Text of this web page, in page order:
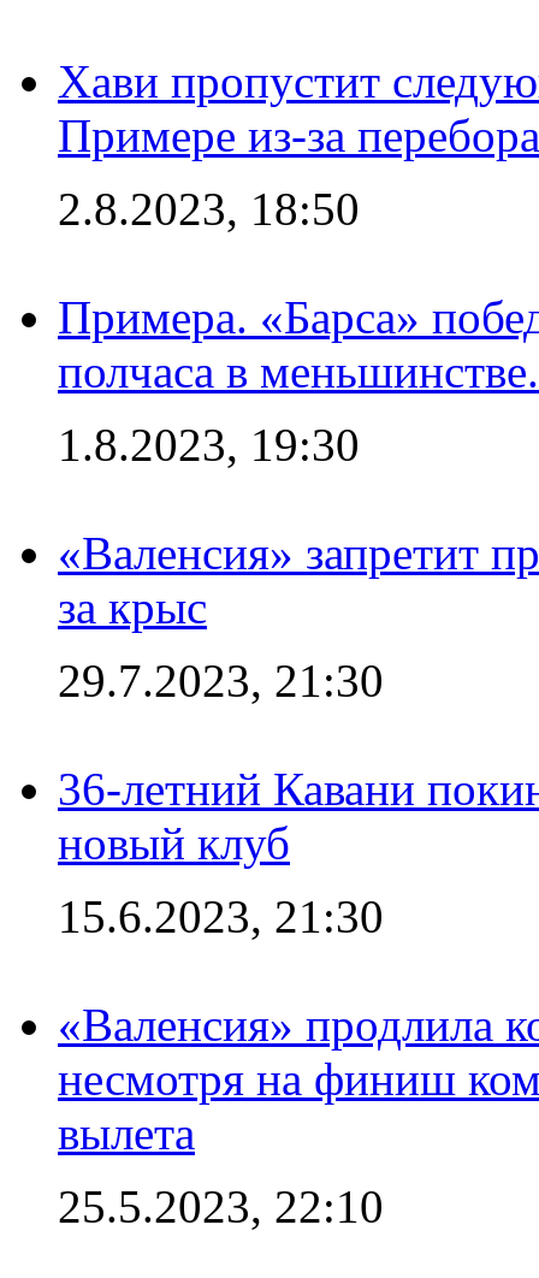
Хави пропустит
Примере из-за
2.8.2023, 18:50
Примера. «Барса»
полчаса в
1.8.2023, 19:30
«Валенсия» запретит
за крыс
29.7.2023, 21:30
36-летний Кавани
новый клуб
15.6.2023, 21:30
«Валенсия» продлила
несмотря на финиш
вылета
25.5.2023, 22:10